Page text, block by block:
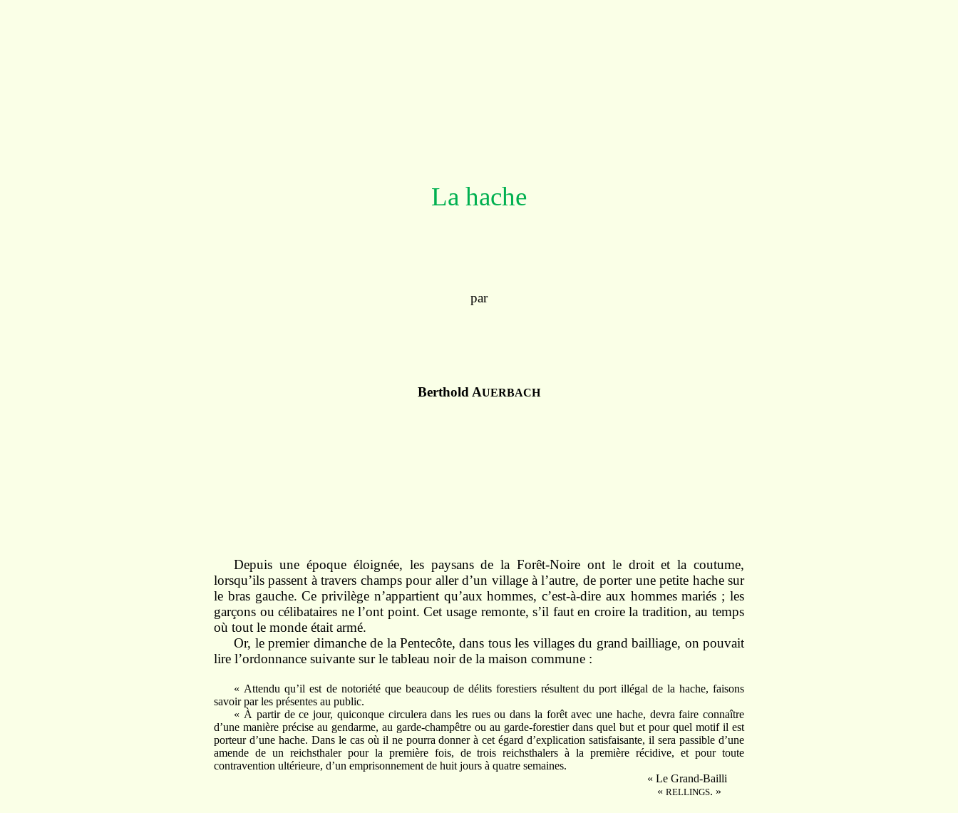
La hache
par
Berthold AUERBACH
Depuis une époque éloignée, les paysans de la Forêt-Noire ont le droit et la coutume,
lorsqu’ils passent à travers champs pour aller d’un village à l’autre, de porter une petite hache sur
le bras gauche. Ce privilège n’appartient qu’aux hommes, c’est-à-dire aux hommes mariés ; les
garçons ou célibataires ne l’ont point. Cet usage remonte, s’il faut en croire la tradition, au temps
où tout le monde était armé.
Or, le premier dimanche de la Pentecôte, dans tous les villages du grand bailliage, on pouvait
lire l’ordonnance suivante sur le tableau noir de la maison commune :
« Attendu qu’il est de notoriété que beaucoup de délits forestiers résultent du port illégal de la hache, faisons
savoir par les présentes au public.
« À partir de ce jour, quiconque circulera dans les rues ou dans la forêt avec une hache, devra faire connaître
d’une manière précise au gendarme, au garde-champêtre ou au garde-forestier dans quel but et pour quel motif il est
porteur d’une hache. Dans le cas où il ne pourra donner à cet égard d’explication satisfaisante, il sera passible d’une
amende de un reichsthaler pour la première fois, de trois reichsthalers à la première récidive, et pour toute
contravention ultérieure, d’un emprisonnement de huit jours à quatre semaines.
« Le Grand-Bailli
« RELLINGS. »